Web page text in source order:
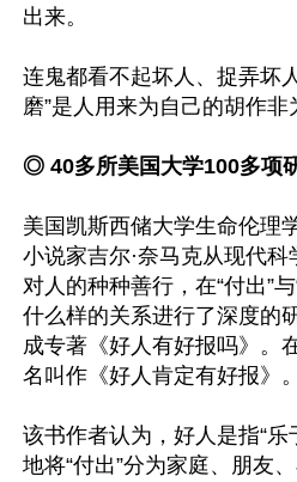
出来。
连鬼都看不起坏人、捉弄坏
磨”是人用来为自己的胡作非
◎ 40多所美国大学100多项
美国凯斯西储大学生命伦理
小说家吉尔·奈马克从现代科
对人的种种善行，在“付出”
什么样的关系进行了深度的
成专著《好人有好报吗》。
名叫作《好人肯定有好报》。
该书作者认为，好人是指“
地将“付出”分为家庭、朋友